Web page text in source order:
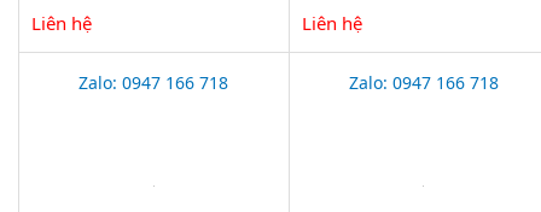
Liên hệ Liên hệ
Zalo: 0947 166 718 Zalo: 0947 166 718